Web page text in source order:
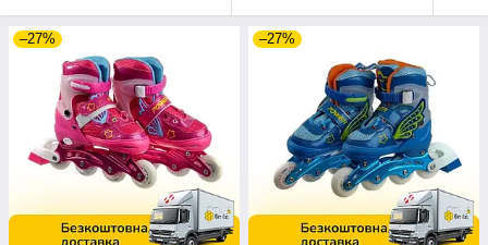
–27% –27%